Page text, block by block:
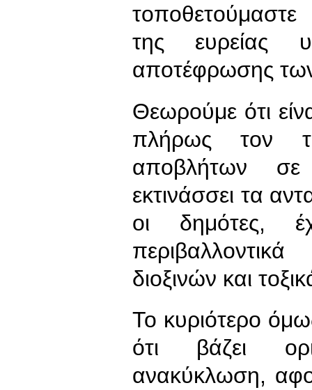
της ευρείας
αποτέφρωσης
Θεωρούμε ότι
πλήρως τον
αποβλήτων σε
εκτινάσσει τα
οι δημότες,
διοξινών και
Το κυριότερο
ότι βάζει
ανακύκλωση,